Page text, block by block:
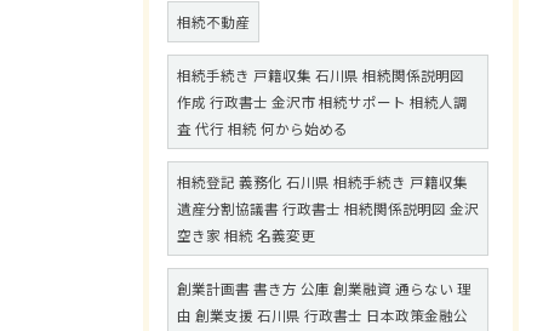
相続不動産
相続手続き 戸籍収集 石川県 相続関係説明図
作成 行政書士 金沢市 相続サポート 相続人調
査 代行 相続 何から始める
相続登記 義務化 石川県 相続手続き 戸籍収集
遺産分割協議書 行政書士 相続関係説明図 金沢
空き家 相続 名義変更
創業計画書 書き方 公庫 創業融資 通らない 理
由 創業支援 石川県 行政書士 日本政策金融公